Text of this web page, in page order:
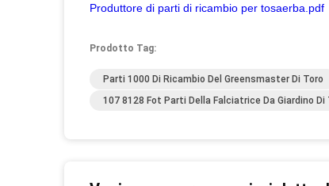
Produttore di parti di ricambio per tosaerba.pdf
Prodotto Tag:
Parti 1000 Di Ricambio Del Greensmaster Di Toro
107 8128 Fot Parti Della Falciatrice Da Giardino Di